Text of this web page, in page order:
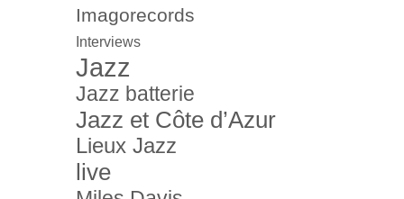
Imagorecords
Interviews
Jazz
Jazz batterie
Jazz et Côte d’Azur
Lieux Jazz
live